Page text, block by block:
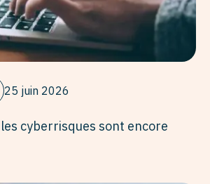
25 juin 2026
cyberrisques sont encore